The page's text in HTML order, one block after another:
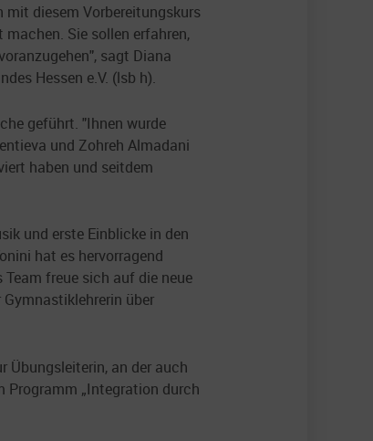
mit diesem Vorbereitungskurs
Sie sollen erfahren,
sagt Diana
Hessen e.V. (lsb h).
geführt. "Ihnen wurde
und Zohreh Almadani
haben und seitdem
und erste Einblicke in den
hat es hervorragend
freue sich auf die neue
über
Übungsleiterin, an der auch
Programm „Integration durch